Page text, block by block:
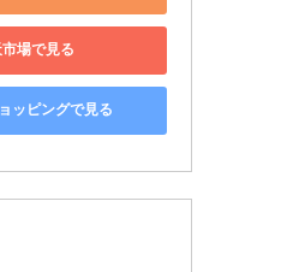
場で見る
ッピングで見る